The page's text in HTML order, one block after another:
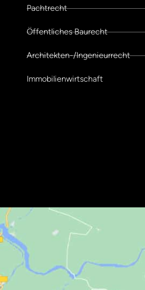
Pachtrecht
Öffentliches Baurecht
Architekten-/Ingenieurrecht
Immobilienwirtschaft